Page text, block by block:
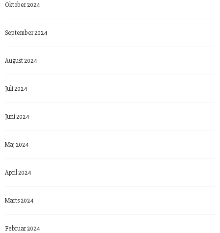
Oktober 2024
September 2024
August 2024
Juli 2024
Juni 2024
Maj 2024
April 2024
Marts 2024
Februar 2024